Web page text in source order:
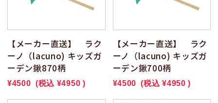
【メーカー直送】 ラク
ーノ（lacuno) キッズガ
ーデン鍬870柄
¥4500 (税込 ¥4950 )
【メーカー直送】 ラク
ーノ（lacuno) キッズガ
ーデン鍬700柄
¥4500 (税込 ¥4950 )